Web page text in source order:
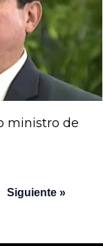
ministro de
Siguiente »